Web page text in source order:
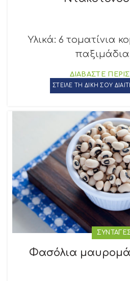
Υλικά: 6 τοματίνια
ΔΙΑΒΑΣΤΕ
ΣΤΕΙΛΕ ΤΗ ΔΙΚΗ ΣΟΥ
Φασόλια